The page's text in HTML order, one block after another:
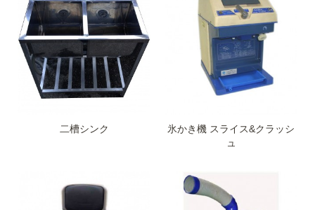
二槽シンク
氷かき機 スライス&クラッシ
ュ